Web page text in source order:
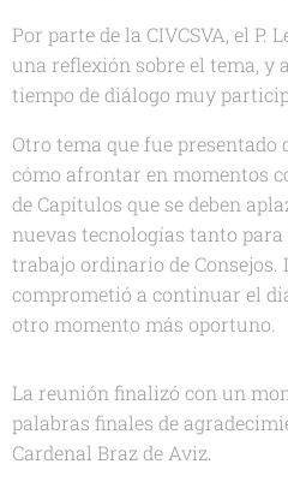
Por parte de la CIVCSVA, el P.
una reflexión sobre el tema, y
tiempo de diálogo muy
Otro tema que fue
cómo afrontar en momentos
de Capítulos que se deben
nuevas tecnologías tanto
trabajo ordinario de Consejos.
comprometió a continuar el
otro momento más oportuno.
La reunión finalizó con un
palabras finales de
Cardenal Braz de Aviz.